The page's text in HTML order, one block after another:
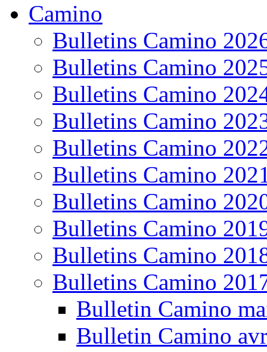
Camino
Bulletins Camino
Bulletins Camino
Bulletins Camino
Bulletins Camino
Bulletins Camino
Bulletins Camino
Bulletins Camino
Bulletins Camino
Bulletins Camino
Bulletins Camino
Bulletin Camino
Bulletin Camino